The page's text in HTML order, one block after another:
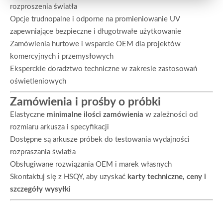
rozproszenia światła
Opcje trudnopalne i odporne na promieniowanie UV
zapewniające bezpieczne i długotrwałe użytkowanie
Zamówienia hurtowe i wsparcie OEM dla projektów
komercyjnych i przemysłowych
Eksperckie doradztwo techniczne w zakresie zastosowań
oświetleniowych
Zamówienia i prośby o próbki
Elastyczne minimalne ilości zamówienia w zależności od
rozmiaru arkusza i specyfikacji
Dostępne są arkusze próbek do testowania wydajności
rozpraszania światła
Obsługiwane rozwiązania OEM i marek własnych
Skontaktuj się z HSQY, aby uzyskać karty techniczne, ceny i
szczegóły wysyłki